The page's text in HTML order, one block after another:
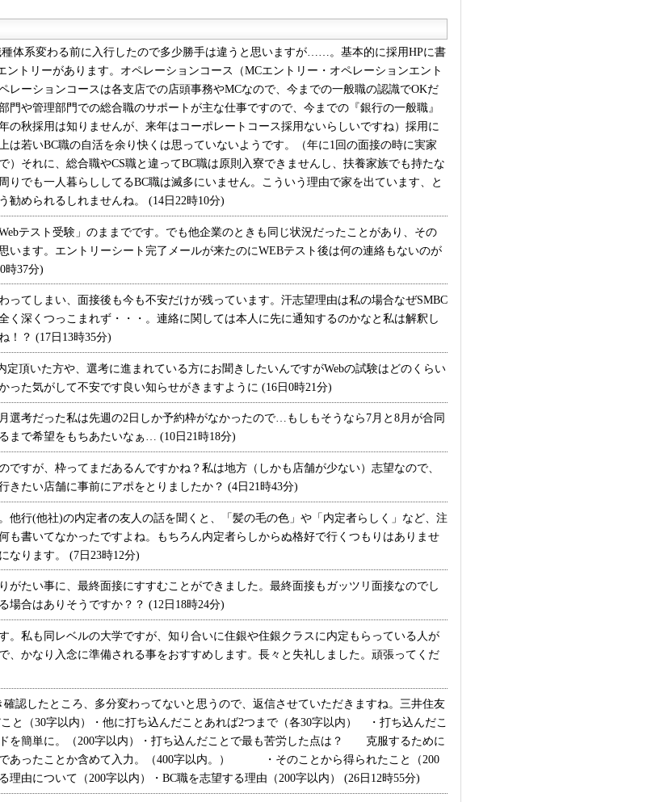
体系変わる前に入行したので多少勝手は違うと思いますが……。基本的に採用HPに書
ントリーがあります。オペレーションコース（MCエントリー・オペレーションエント
レーションコースは各支店での店頭事務やMCなので、今までの一般職の認識でOKだ
門や管理部門での総合職のサポートが主な仕事ですので、今までの『銀行の一般職』
の秋採用は知りませんが、来年はコーポレートコース採用ないらしいですね）採用に
は若いBC職の自活を余り快くは思っていないようです。（年に1回の面接の時に実家
）それに、総合職やCS職と違ってBC職は原則入寮できませんし、扶養家族でも持たな
りでも一人暮らししてるBC職は滅多にいません。こういう理由で家を出ています、と
勧められるしれませんね。 (14日22時10分)
テスト受験」のままでです。でも他企業のときも同じ状況だったことがあり、その
います。エントリーシート完了メールが来たのにWEBテスト後は何の連絡もないのが
時37分)
てしまい、面接後も今も不安だけが残っています。汗志望理由は私の場合なぜSMBC
く深くつっこまれず・・・。連絡に関しては本人に先に通知するのかなと私は解釈し
！？ (17日13時35分)
頂いた方や、選考に進まれている方にお聞きしたいんですがWebの試験はどのくらい
った気がして不安です良い知らせがきますように (16日0時21分)
選考だった私は先週の2日しか予約枠がなかったので…もしもそうなら7月と8月が合同
まで希望をもちあたいなぁ… (10日21時18分)
すが、枠ってまだあるんですかね？私は地方（しかも店舗が少ない）志望なので、
きたい店舗に事前にアポをとりましたか？ (4日21時43分)
行(他社)の内定者の友人の話を聞くと、「髪の毛の色」や「内定者らしく」など、注
も書いてなかったですよね。もちろん内定者らしからぬ格好で行くつもりはありませ
なります。 (7日23時12分)
たい事に、最終面接にすすむことができました。最終面接もガッツリ面接なのでし
場合はありそうですか？？ (12日18時24分)
私も同レベルの大学ですが、知り合いに住銀や住銀クラスに内定もらっている人が
、かなり入念に準備される事をおすすめします。長々と失礼しました。頑張ってくだ
認したところ、多分変わってないと思うので、返信させていただきますね。三井住友
と（30字以内）・他に打ち込んだことあれば2つまで（各30字以内） ・打ち込んだこ
簡単に。（200字以内）・打ち込んだことで最も苦労した点は？ 克服するために
ったことか含めて入力。（400字以内。） ・そのことから得られたこと（200
について（200字以内）・BC職を志望する理由（200字以内） (26日12時55分)